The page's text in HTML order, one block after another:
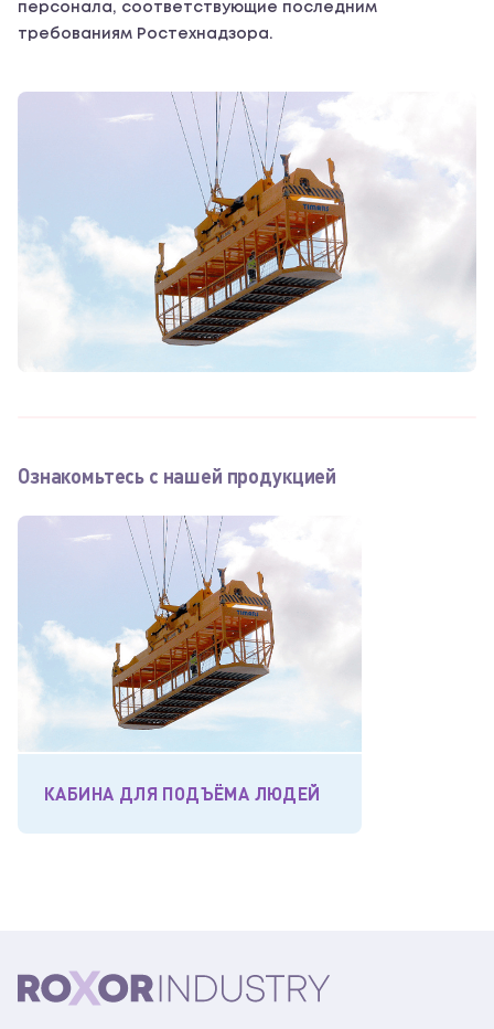
персонала, соответствующие последним
требованиям Ростехнадзора.
Ознакомьтесь с нашей продукцией
КАБИНА ДЛЯ ПОДЪЁМА ЛЮДЕЙ